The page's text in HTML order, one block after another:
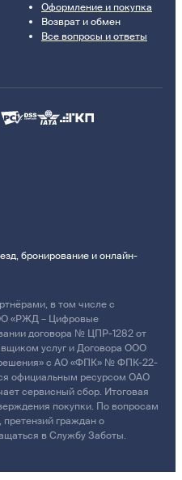
Оформление и покупка
Возврат и обмен
Все вопросы и ответы
бронирование и онлайн-
в том числе с
«РЖД – Цифровые
договора № ЦПР-1282 от
услуг и Договора ООО
с АО «ФПК» № ФПК-22-
официальным ресурсом ОАО
сервисный сбор. Итоговая
покупки. По вопросам
граждан о
в Службу Заботы.